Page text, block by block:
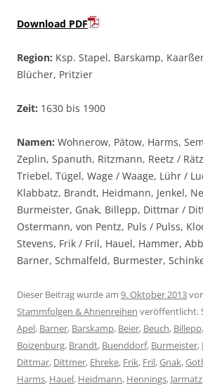
Download PDF
Region: Ksp. Stapel, Barskamp,
Blücher, Pritzier
Zeit: 1630 bis 1900
Namen: Wohnerow, Pätow, Harms,
Zeplin, Spanuth, Ritzmann, Reetz /
Triebel, Tügel, Wage / Waage, Lühr /
Klabbatz, Brandt, Heidmann, Jenkel,
Burmeister, Gnak, Billepp, Dittmar /
Ostermann, von Pentz, Puls / Pulss,
Stevens, Frik / Fril, Hauel, Hammer,
Barner, Schmalfeld, Burmester,
Dieser Beitrag wurde am 9. Oktober 2013
Stammfolgen & Ahnenreihen veröffentlicht.
Apel, Barner, Barskamp, Beier, Beuch, Billepp,
Boizenburg, Brandt, Buenddorf, Burmeister,
Dittmar, Dittmer, Ehreke, Frik, Fril,Gnak,
Harms, Hauel, Heidmann, Hennings, Jarmatz